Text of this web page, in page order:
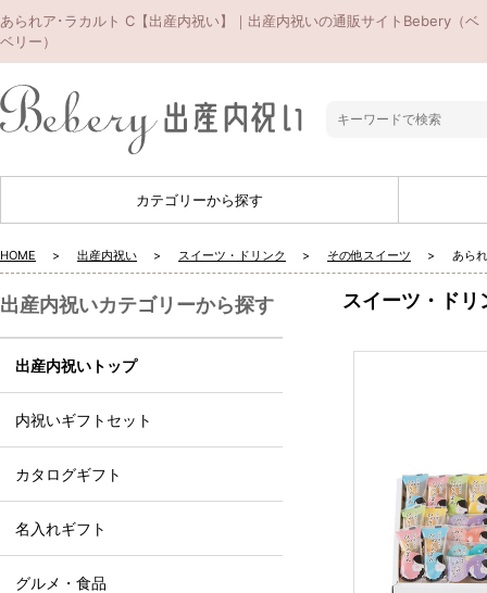
あられア･ラカルト C【出産内祝い】｜出産内祝いの通販サイトBebery（ベ
ベリー）
カテゴリーから探す
HOME 出産内祝い スイーツ・ドリンク その他スイーツ あら
スイーツ・ドリ
出産内祝いカテゴリーから探す
出産内祝いトップ
内祝いギフトセット
カタログギフト
名入れギフト
グルメ・食品